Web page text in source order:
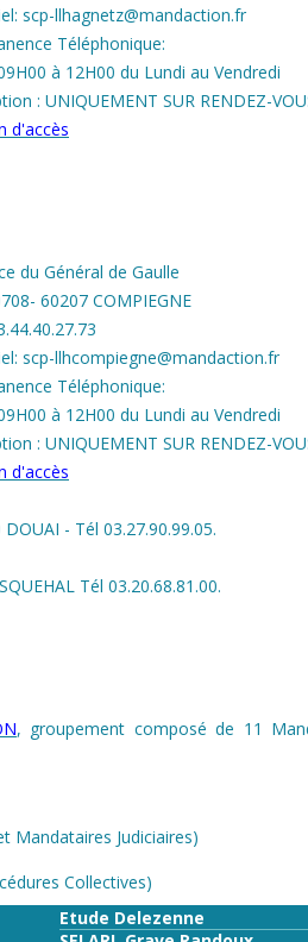
scp-llhagnetz@mandaction.fr
Téléphonique:
à 12H00 du Lundi au Vendredi
: UNIQUEMENT SUR RENDEZ-
d'accès
du Général de Gaulle
60207 COMPIEGNE
scp-llhcompiegne@mandaction.fr
Téléphonique:
à 12H00 du Lundi au Vendredi
: UNIQUEMENT SUR RENDEZ-
d'accès
- Tél 03.27.90.99.05.
Tél 03.20.68.81.00.
, groupement composé de 11
Mandataires Judiciaires)
Collectives)
Etude Delezenne